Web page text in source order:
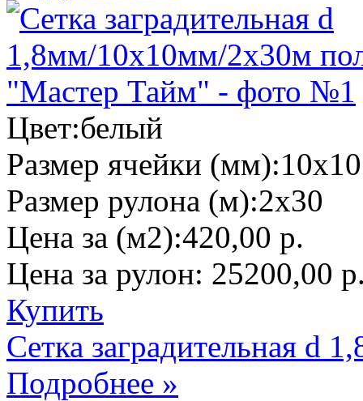
Цвет:белый
Размер ячейки (мм):10х10
Размер рулона (м):2х30
Цена за (м2):420,00 р.
Цена за рулон: 25200,00
Купить
Сетка заградительная d
Подробнее »